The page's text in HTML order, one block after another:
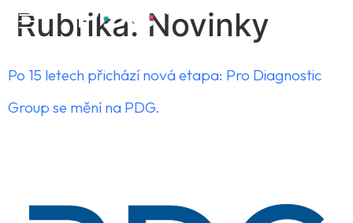
Rubrika: Novinky
Po 15 letech přichází nová etapa: Pro Diagnostic
Group se mění na PDG.